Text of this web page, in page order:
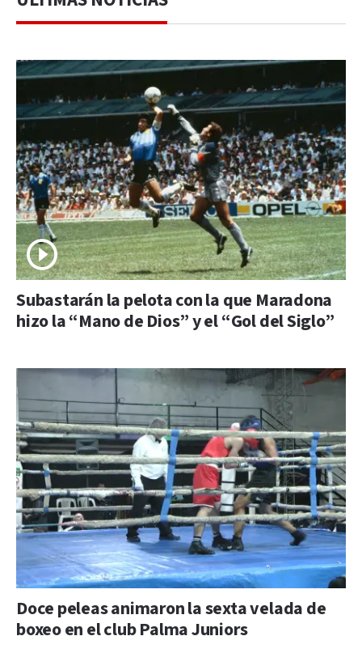
Subastarán la pelota con la que Maradona
hizo la “Mano de Dios” y el “Gol del Siglo”
Doce peleas animaron la sexta velada de
boxeo en el club Palma Juniors